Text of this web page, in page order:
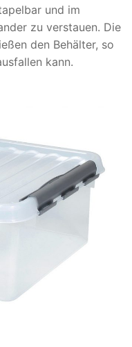
und im
zu verstauen. Die
den Behälter, so
kann.